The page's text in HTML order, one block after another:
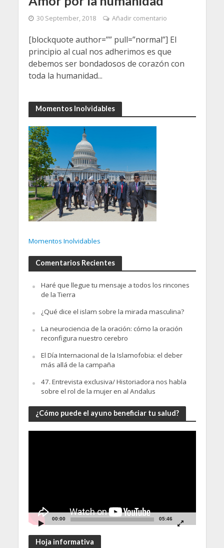
30 September, 2018 Añadir comentario
[blockquote author=”” pull=”normal”] El
principio al cual nos adherimos es que
debemos ser bondadosos de corazón con
toda la humanidad...
Momentos Inolvidables
Momentos Inolvidables
Comentarios Recientes
Haré que llegue tu mensaje a todos los rincones
de la Tierra
¿Qué dice el islam sobre la mirada masculina?
La neurociencia de la oración: cómo la oración
reconfigura nuestro cerebro
El Día Internacional de la Islamofobia: el deber
más allá de la campaña
47. Entrevista exclusiva/ Historiadora nos habla
sobre el rol de la mujer en al Andalus
¿Cómo puede el ayuno beneficiar tu salud?
00:00 05:46
Hoja informativa